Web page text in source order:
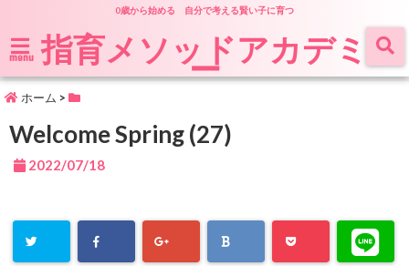
0歳から始める 自分で考える賢い子に育つ
menu 指育メソッドアカデミ
ー
ホーム >
Welcome Spring (27)
2022/07/18